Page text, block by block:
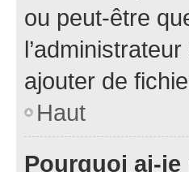
ou peut-être
ajouter de
Haut
Pourquoi ai-